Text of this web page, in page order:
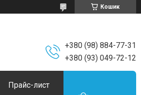
Кошик
+380 (98) 884-77-31
+380 (93) 049-72-12
Прайс-лист